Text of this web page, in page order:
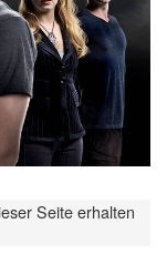
Seite erhalten